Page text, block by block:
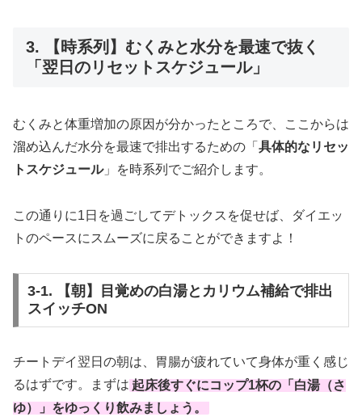
3. 【時系列】むくみと水分を最速で抜く
「翌日のリセットスケジュール」
むくみと体重増加の原因が分かったところで、ここからは
溜め込んだ水分を最速で排出するための「 具体的なリセッ
トスケジュール」を時系列でご紹介します。
この通りに1日を過ごしてデトックスを促せば、ダイエッ
トのペースにスムーズに戻ることができますよ！
3-1. 【朝】目覚めの白湯とカリウム補給で排出
スイッチON
チートデイ翌日の朝は、胃腸が疲れていて身体が重く感じ
るはずです。まずは 起床後すぐにコップ1杯の「白湯（さ
ゆ）」をゆっくり飲みましょう。